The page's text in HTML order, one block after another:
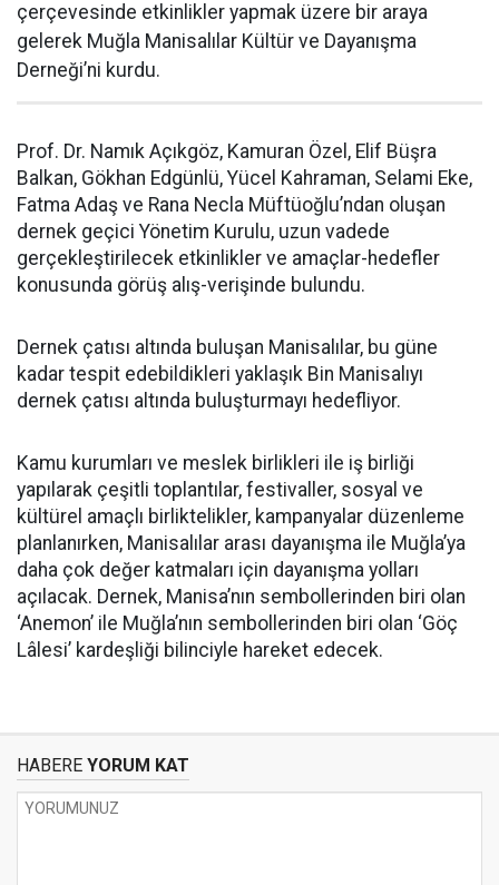
çerçevesinde etkinlikler yapmak üzere bir araya
gelerek Muğla Manisalılar Kültür ve Dayanışma
Derneği’ni kurdu.
Prof. Dr. Namık Açıkgöz, Kamuran Özel, Elif Büşra
Balkan, Gökhan Edgünlü, Yücel Kahraman, Selami Eke,
Fatma Adaş ve Rana Necla Müftüoğlu’ndan oluşan
dernek geçici Yönetim Kurulu, uzun vadede
gerçekleştirilecek etkinlikler ve amaçlar-hedefler
konusunda görüş alış-verişinde bulundu.
Dernek çatısı altında buluşan Manisalılar, bu güne
kadar tespit edebildikleri yaklaşık Bin Manisalıyı
dernek çatısı altında buluşturmayı hedefliyor.
Kamu kurumları ve meslek birlikleri ile iş birliği
yapılarak çeşitli toplantılar, festivaller, sosyal ve
kültürel amaçlı birliktelikler, kampanyalar düzenleme
planlanırken, Manisalılar arası dayanışma ile Muğla’ya
daha çok değer katmaları için dayanışma yolları
açılacak. Dernek, Manisa’nın sembollerinden biri olan
‘Anemon’ ile Muğla’nın sembollerinden biri olan ‘Göç
Lâlesi’ kardeşliği bilinciyle hareket edecek.
HABERE YORUM KAT